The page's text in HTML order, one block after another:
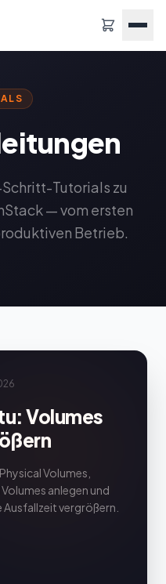
Tutorials zu
— vom ersten
Betrieb.
Volumes
Volumes,
anlegen und
vergrößern.